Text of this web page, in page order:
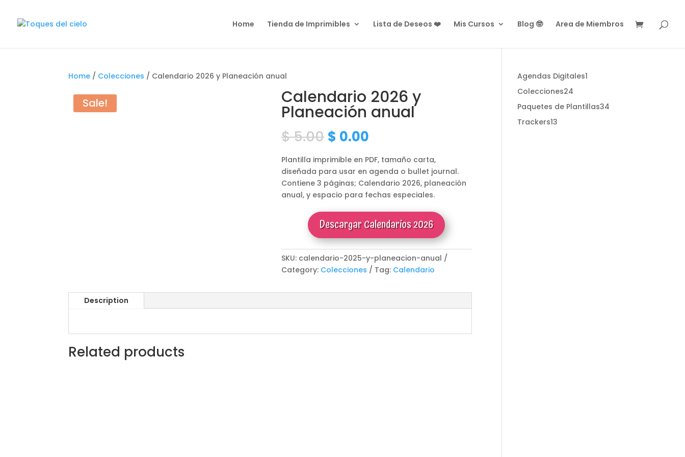
Home Tienda de Imprimibles Lista de Deseos ❤️ Mis Cursos Blog 🤓 Area de Miembros
Home / Colecciones / Calendario 2026 y Planeación anual
Sale! Calendario 2026 y
Planeación anual
$5.00 Original
price
was:
$ 5.00.
$ 0.00Current
is:
$ 0.00.
Plantilla imprimible en PDF, tamaño carta,
diseñada para usar en agenda o bullet journal.
Contiene 3 páginas; Calendario 2026, planeación
anual, y espacio para fechas especiales.
Descargar Calendarios 2026
SKU: calendario-2025-y-planeacion-anual
Category: Colecciones Tag: Calendario
Description
Related products
Agendas Digitales1
Colecciones24
products
Paquetes de Plantillas34
Trackers13